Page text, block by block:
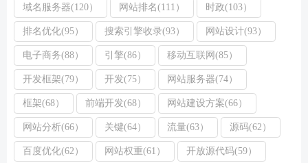
域名服务器(120） 网站排名(111） 时政(103）
排名优化(95） 搜索引擎收录(93） 网站设计(93）
电子商务(88） 引擎(86） 移动互联网(85）
开发框架(79） 开发(75） 网站服务器(74）
框架(68） 前端开发(68） 网站建设方案(66）
网站分析(66） 关键(64） 流量(63） 源码(62）
百度优化(62） 网站权重(61） 开放源代码(59）